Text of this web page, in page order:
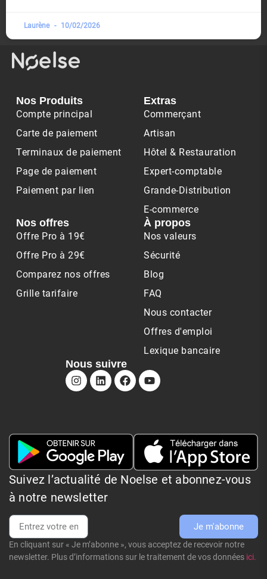
Laurène 10/02/2026
Nos Produits
Compte principal
Carte de paiement
Terminaux de paiement
Page de paiement
Paiement par lien
Extras
Commerçant
Artisan
Hôtel & Restauration
Expert-comptable
Grande-Distribution
E-commerce
Nos offres
Offre Pro à 19€
Offre Pro à 29€
Comparez nos offres
Grille tarifaire
À propos
Nos valeurs
Sécurité
Blog
FAQ
Nous contacter
Offres d'emploi
Lexique bancaire
Nous suivre
Suivez l’actualité de Noelse et abonnez-vous
à notre newsletter
Je m'abonne
En cliquant sur « Je m’abonne », vous acceptez de recevoir notre
newsletter. Plus d’informations sur le traitement de vos données ici.